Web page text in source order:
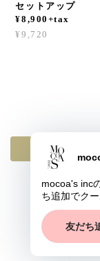
セットアップ
¥8,900+tax
¥9,720
プライバシ